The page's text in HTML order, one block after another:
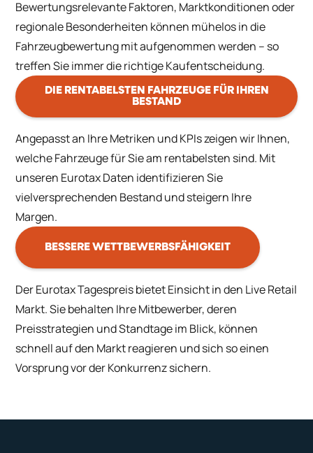
Bewertungsrelevante Faktoren, Marktkonditionen oder
regionale Besonderheiten können mühelos in die
Fahrzeugbewertung mit aufgenommen werden – so
treffen Sie immer die richtige Kaufentscheidung.
DIE RENTABELSTEN FAHRZEUGE FÜR IHREN
BESTAND
Angepasst an Ihre Metriken und KPIs zeigen wir Ihnen,
welche Fahrzeuge für Sie am rentabelsten sind. Mit
unseren Eurotax Daten identifizieren Sie
vielversprechenden Bestand und steigern Ihre
Margen.
BESSERE WETTBEWERBSFÄHIGKEIT
Der Eurotax Tagespreis bietet Einsicht in den Live Retail
Markt. Sie behalten Ihre Mitbewerber, deren
Preisstrategien und Standtage im Blick, können
schnell auf den Markt reagieren und sich so einen
Vorsprung vor der Konkurrenz sichern.